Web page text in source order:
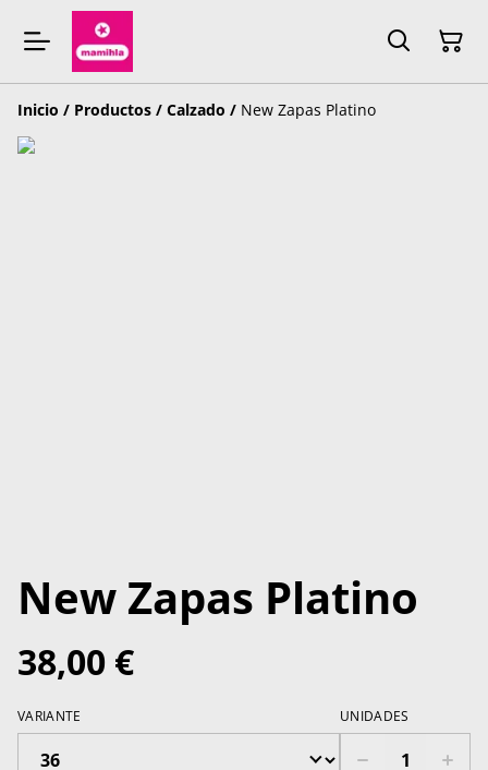
Inicio / Productos / Calzado / New Zapas Platino
New Zapas Platino
38,00 €
VARIANTE UNIDADES